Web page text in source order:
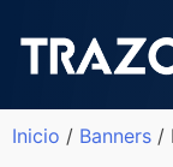
Inicio / Banners /